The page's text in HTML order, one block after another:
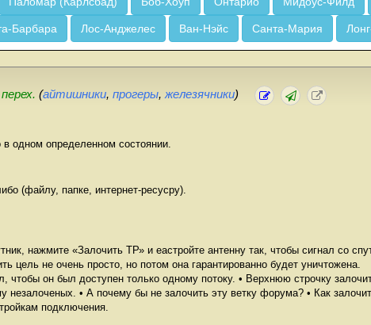
Барбара Лос-Анджелес Ван-Нэйс Санта-Мария
(айтишники, прогеры, железячники)
одном определенном состоянии.
(файлу, папке, интернет-ресусру).
нажмите «Залочить ТР» и еастройте антенну так, чтобы сигнал со
цель не очень просто, но потом она гарантированно будет уничтожена.
чтобы он был доступен только одному потоку. • Верхнюю строчку
незалоченых. • А почему бы не залочить эту ветку форума? • Как
подключения.